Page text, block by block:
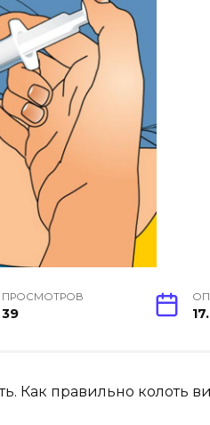
ПРОСМОТРОВ
39
Как правильно колоть